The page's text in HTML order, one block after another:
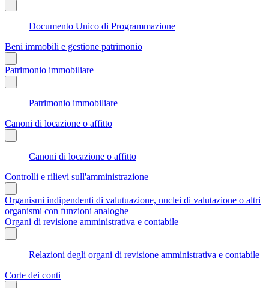
Documento Unico di Programmazione
Beni immobili e gestione patrimonio
Patrimonio immobiliare
Patrimonio immobiliare
Canoni di locazione o affitto
Canoni di locazione o affitto
Controlli e rilievi sull'amministrazione
Organismi indipendenti di valutuazione, nuclei di valutazione o altri
organismi con funzioni analoghe
Organi di revisione amministrativa e contabile
Relazioni degli organi di revisione amministrativa e contabile
Corte dei conti